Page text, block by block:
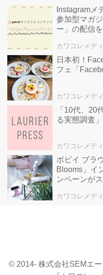
そ
き
こ
光
稿 -
ま
み
稿
そ
に
気
現
Instagramメ
参加型マガ
ー」の配信
カワコレメデ
⽇本初！
フェ「
カワコレメデ
「10代、20
る実態調査」
カワコレメデ
ボビイ ブラ
Blooms」イ
ンペーンが
カワコレメデ
© 2014- 株式会社SEMエ